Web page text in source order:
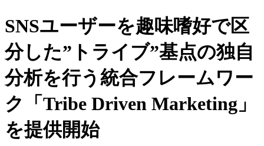
SNSユーザーを趣味嗜好で区
分した”トライブ”基点の独自
分析を行う統合フレームワー
ク「Tribe Driven Marketing」
を提供開始